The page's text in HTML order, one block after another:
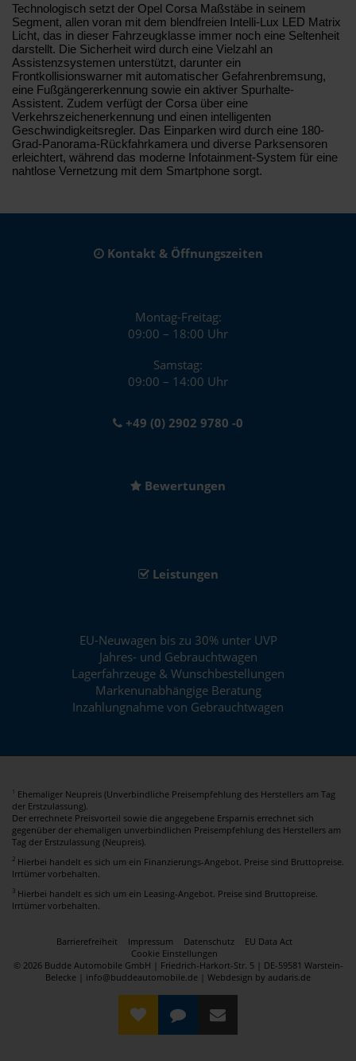
Technologisch setzt der Opel Corsa Maßstäbe in seinem
Segment, allen voran mit dem blendfreien Intelli-Lux LED Matrix
Licht, das in dieser Fahrzeugklasse immer noch eine Seltenheit
darstellt. Die Sicherheit wird durch eine Vielzahl an
Assistenzsystemen unterstützt, darunter ein
Frontkollisionswarner mit automatischer Gefahrenbremsung,
eine Fußgängererkennung sowie ein aktiver Spurhalte-
Assistent. Zudem verfügt der Corsa über eine
Verkehrszeichenerkennung und einen intelligenten
Geschwindigkeitsregler. Das Einparken wird durch eine 180-
Grad-Panorama-Rückfahrkamera und diverse Parksensoren
erleichtert, während das moderne Infotainment-System für eine
nahtlose Vernetzung mit dem Smartphone sorgt.
Kontakt & Öffnungszeiten
Montag-Freitag:
09:00 – 18:00 Uhr
Samstag:
09:00 – 14:00 Uhr
+49 (0) 2902 9780 -0
Bewertungen
Leistungen
EU-Neuwagen bis zu 30% unter UVP
Jahres- und Gebrauchtwagen
Lagerfahrzeuge & Wunschbestellungen
Markenunabhängige Beratung
Inzahlungnahme von Gebrauchtwagen
1
Ehemaliger Neupreis (Unverbindliche Preisempfehlung des Herstellers am Tag
der Erstzulassung).
Der errechnete Preisvorteil sowie die angegebene Ersparnis errechnet sich
gegenüber der ehemaligen unverbindlichen Preisempfehlung des Herstellers am
Tag der Erstzulassung (Neupreis).
2 Hierbei handelt es sich um ein Finanzierungs-Angebot. Preise sind Bruttopreise.
Irrtümer vorbehalten.
3 Hierbei handelt es sich um ein Leasing-Angebot. Preise sind Bruttopreise.
Irrtümer vorbehalten.
Barrierefreiheit Impressum Datenschutz
EU Data Act
Cookie Einstellungen
© 2026 Budde Automobile GmbH | Friedrich-Harkort-Str. 5 | DE-59581 Warstein-
Belecke | info@buddeautomobile.de | Webdesign by audaris.de